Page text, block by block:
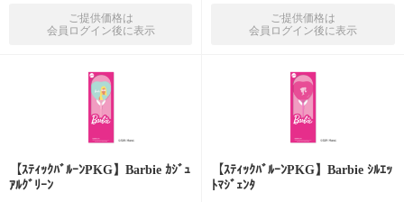
ご提供価格は
会員ログイン後に表示
ご提供価格は
会員ログイン後に表示
【ｽﾃｨｯｸﾊﾞﾙｰﾝPKG】Barbie ｶｼﾞｭ
ｱﾙｸﾞﾘｰﾝ
【ｽﾃｨｯｸﾊﾞﾙｰﾝPKG】Barbie ｼﾙｴｯ
ﾄﾏｼﾞｪﾝﾀ